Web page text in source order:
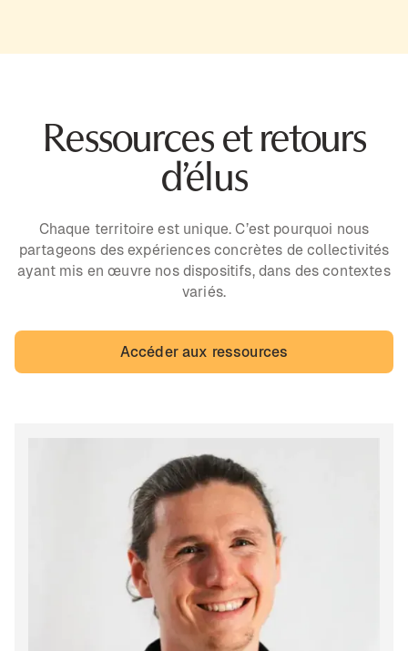
Ressources et retours
d’élus
Chaque territoire est unique. C’est pourquoi nous
partageons des expériences concrètes de collectivités
ayant mis en œuvre nos dispositifs, dans des contextes
variés.
Accéder aux ressources